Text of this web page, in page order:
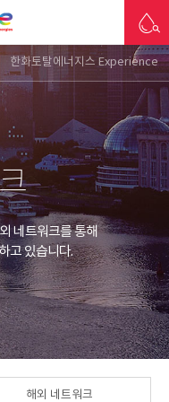
한화토탈에너지스 Experience
네트워크를 통해
고 있습니다.
해외 네트워크